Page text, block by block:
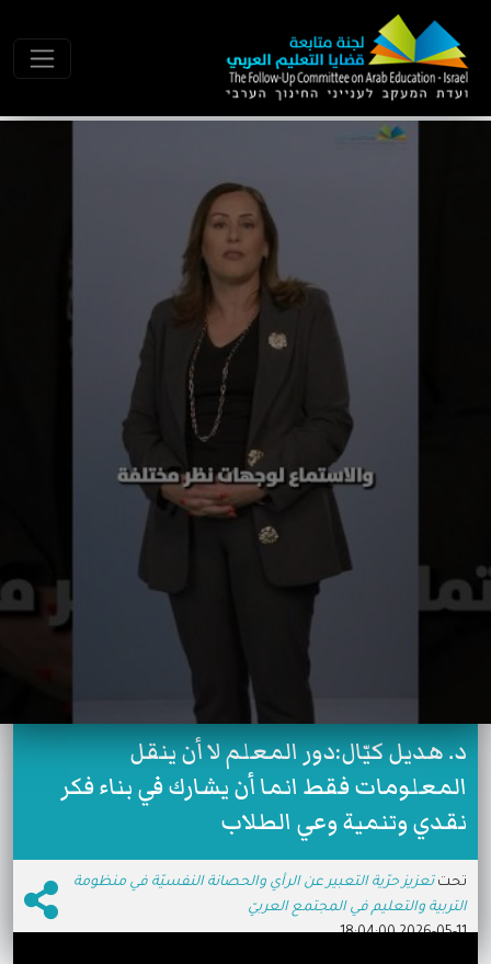
د. هديل كيّال:دور المعلم لا أن ينقل
المعلومات فقط انما أن يشارك في بناء فكر
نقدي وتنمية وعي الطلاب
تحت تعزيز حرّية التعبير عن الرأي والحصانة النفسيّة في منظومة
التربية والتعليم في المجتمع العربيّ
2026-05-11 18:04:00